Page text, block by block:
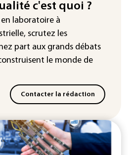
autonomes: la
à leur
c'est quoi ?
laboratoire à
scrutez les
part aux grands débats
le monde de
Contacter la rédaction